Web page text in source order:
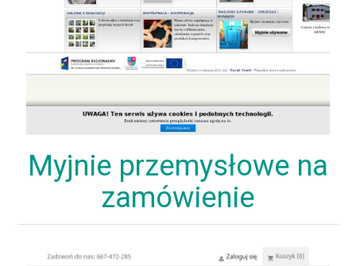
Myjnie przemysłowe na
zamówienie